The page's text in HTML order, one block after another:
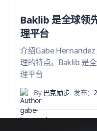
Baklib 是全球领
理平台
介绍Gabe
理的特点。Baklib 是
理平台
By巴克励步 发布：